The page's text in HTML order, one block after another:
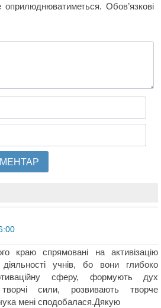
Обов’язкові
краю спрямовані на активізацію
діяльності учнів, бо вони глибоко
сферу, формують дух
сили, розвивають творче
мені сподобалася.Дякую